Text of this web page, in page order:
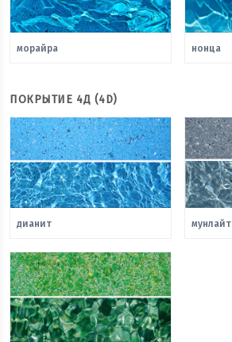
морайра нонца
ПОКРЫТИЕ 4Д (4D)
дианит мунлайт